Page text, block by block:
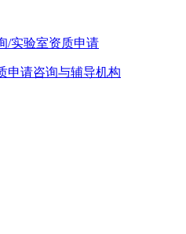
/实验室资质申请
申请咨询与辅导机构